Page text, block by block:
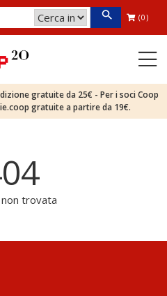
(0)
gratuite da 25€ - Per i soci Coop
gratuite a partire da 19€.
non trovata